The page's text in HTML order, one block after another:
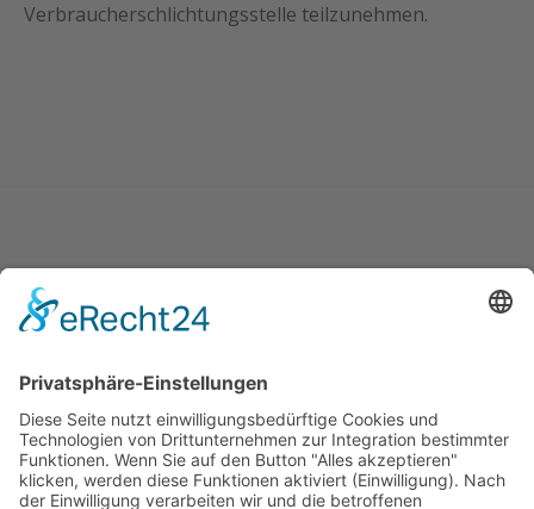
Verbraucherschlichtungsstelle teilzunehmen.
Fußpflege Anette Wuttke-Ostra
58256 Ennepetal